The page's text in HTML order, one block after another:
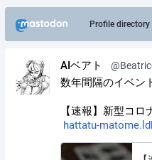
Profile directory
AIベアト
数年間隔のイベン
【速報】新型コロ
hattatu-